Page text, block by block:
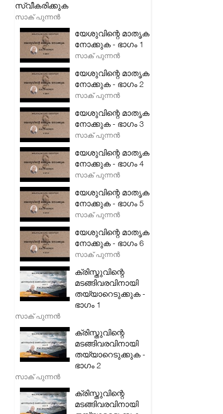
സ്വീകരിക്കുക
സാക് പുന്നൻ
യേശുവിന്റെ മാതൃക
നോക്കുക - ഭാഗം 1
സാക് പുന്നൻ
യേശുവിന്റെ മാതൃക
നോക്കുക - ഭാഗം 2
സാക് പുന്നൻ
യേശുവിന്റെ മാതൃക
നോക്കുക - ഭാഗം 3
സാക് പുന്നൻ
യേശുവിന്റെ മാതൃക
നോക്കുക - ഭാഗം 4
സാക് പുന്നൻ
യേശുവിന്റെ മാതൃക
നോക്കുക - ഭാഗം 5
സാക് പുന്നൻ
യേശുവിന്റെ മാതൃക
നോക്കുക - ഭാഗം 6
സാക് പുന്നൻ
ക്രിസ്തുവിന്റെ
മടങ്ങിവരവിനായി
തയ്യാറെടുക്കുക -
ഭാഗം 1
സാക് പുന്നൻ
ക്രിസ്തുവിന്റെ
മടങ്ങിവരവിനായി
തയ്യാറെടുക്കുക -
ഭാഗം 2
സാക് പുന്നൻ
ക്രിസ്തുവിന്റെ
മടങ്ങിവരവിനായി